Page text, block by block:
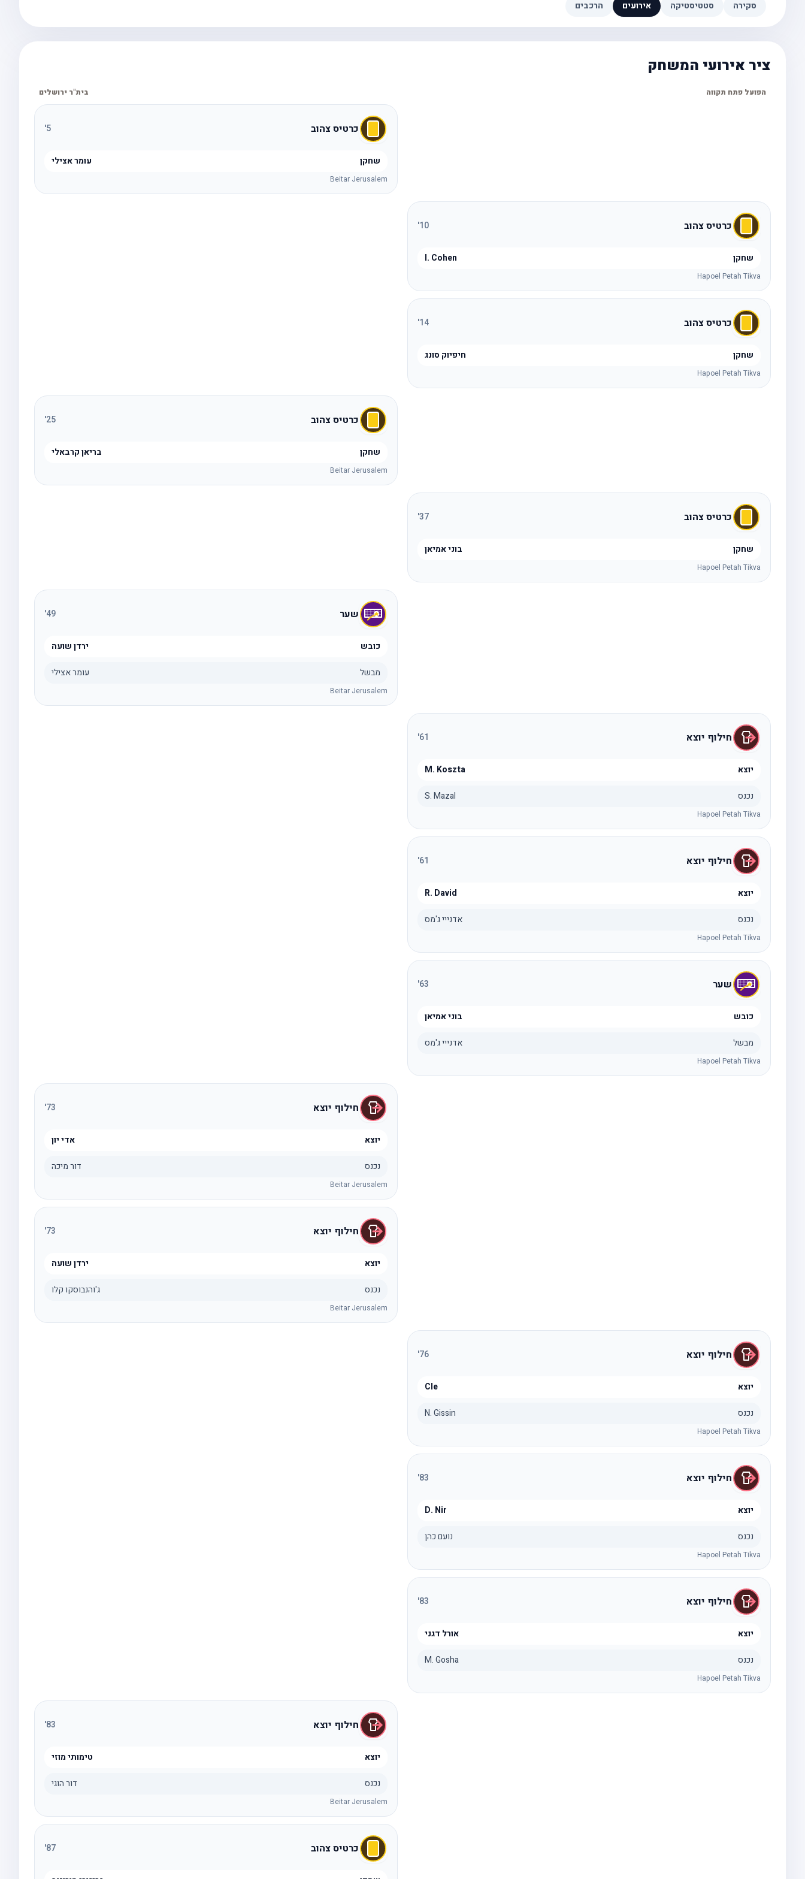
סקירה סטטיסטיקה אירועים הרכבים
ציר אירועי המשחק
הפועל פתח תקווה בית"ר ירושלים
כרטיס צהוב 5
'
שחקן עומר אצילי
Beitar Jerusalem
כרטיס צהוב 10
'
שחקן I. Cohen
Hapoel Petah Tikva
כרטיס צהוב 14
'
שחקן חיפיוק סונג
Hapoel Petah Tikva
כרטיס צהוב 25
'
שחקן בריאן קרבאלי
Beitar Jerusalem
כרטיס צהוב 37
'
שחקן בוני אמיאן
Hapoel Petah Tikva
שער 49
'
כובש ירדן שועה
מבשל עומר אצילי
Beitar Jerusalem
חילוף יוצא 61
'
יוצא M. Koszta
נכנס S. Mazal
Hapoel Petah Tikva
חילוף יוצא 61
'
יוצא R. David
נכנס אדנייי ג'מס
Hapoel Petah Tikva
שער 63
'
כובש בוני אמיאן
מבשל אדנייי ג'מס
Hapoel Petah Tikva
חילוף יוצא 73
'
יוצא אדי יון
נכנס דור מיכה
Beitar Jerusalem
חילוף יוצא 73
'
יוצא ירדן שועה
נכנס ג'והנבוסקו קלו
Beitar Jerusalem
חילוף יוצא 76
'
יוצא Cle
נכנס N. Gissin
Hapoel Petah Tikva
חילוף יוצא 83
'
יוצא D. Nir
נכנס נועם כהן
Hapoel Petah Tikva
חילוף יוצא 83
'
יוצא אורל דגני
נכנס M. Gosha
Hapoel Petah Tikva
חילוף יוצא 83
'
יוצא טימותי מוזי
נכנס דור הוגי
Beitar Jerusalem
כרטיס צהוב 87
'